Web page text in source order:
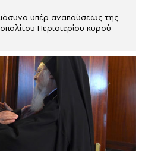
υπέρ αναπαύσεως της
Περιστερίου κυρού